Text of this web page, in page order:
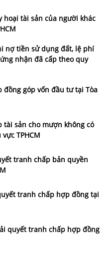
hoại tài sản của người khác
nợ tiền sử dụng đất, lệ phí
nhận đã cấp theo quy
đồng góp vốn đầu tư tại Tòa
tài sản cho mượn không có
TPHCM
tranh chấp bản quyền
tranh chấp hợp đồng tại
quyết tranh chấp hợp đồng